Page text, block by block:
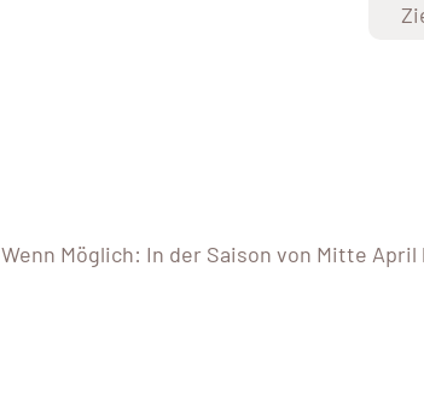
Wenn Möglich: In der Saison von Mitte